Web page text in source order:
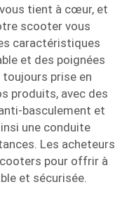
tient à cœur, et
scooter vous
caractéristiques
et des poignées
prise en
produits, avec des
basculement et
une conduite
Les acheteurs
pour offrir à
et sécurisée.